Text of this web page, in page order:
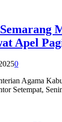
Apel
0
Agama
Setempat,